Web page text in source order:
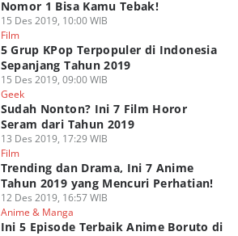
Nomor 1 Bisa Kamu Tebak!
15 Des 2019, 10:00 WIB
Film
5 Grup KPop Terpopuler di Indonesia
Sepanjang Tahun 2019
15 Des 2019, 09:00 WIB
Geek
Sudah Nonton? Ini 7 Film Horor
Seram dari Tahun 2019
13 Des 2019, 17:29 WIB
Film
Trending dan Drama, Ini 7 Anime
Tahun 2019 yang Mencuri Perhatian!
12 Des 2019, 16:57 WIB
Anime & Manga
Ini 5 Episode Terbaik Anime Boruto di